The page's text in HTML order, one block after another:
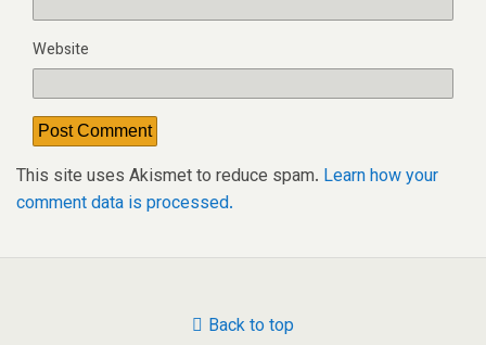
Website
This site uses Akismet to reduce spam. Learn how your
comment data is processed.
Back to top